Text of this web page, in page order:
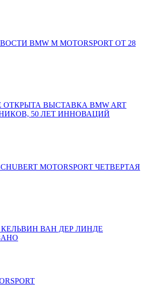
BMW M MOTORSPORT ОТ 28
ВЫСТАВКА BMW ART
50 ЛЕТ ИННОВАЦИЙ
MOTORSPORT ЧЕТВЕРТАЯ
КЕЛЬВИН ВАН ДЕР ЛИНДЕ